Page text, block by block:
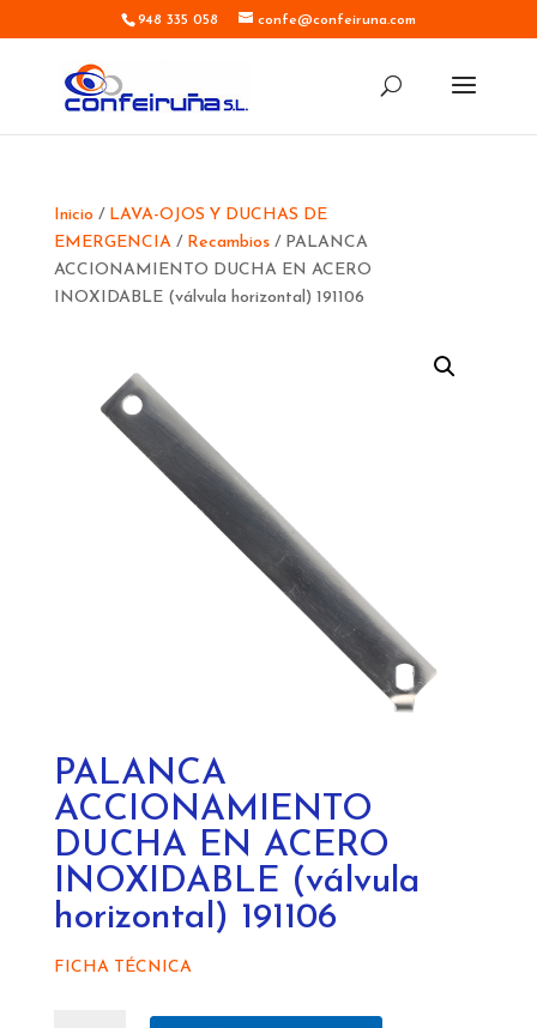
948 335 058 confe@confeiruna.com
Inicio / LAVA-OJOS Y DUCHAS DE
EMERGENCIA/ Recambios/ PALANCA
ACCIONAMIENTO DUCHA EN ACERO
INOXIDABLE (válvula horizontal) 191106
PALANCA
ACCIONAMIENTO
DUCHA EN ACERO
INOXIDABLE (válvula
horizontal) 191106
FICHA TÉCNICA